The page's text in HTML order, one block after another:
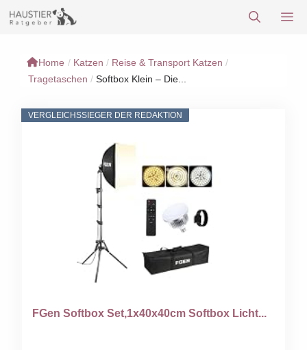
Inhalt
Home / Katzen / Reise & Transport Katzen /
Tragetaschen / Softbox Klein – Die...
VERGLEICHSSIEGER DER REDAKTION
FGen Softbox Set,1x40x40cm Softbox Licht...